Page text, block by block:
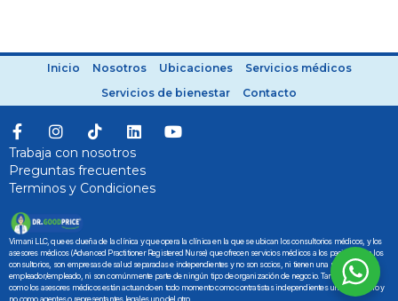
Inicio Nosotros Ubicaciones
Servicios médicos
Servicios de bienestar
Contacto
Trabaja con nosotros
Preguntas frecuentes
Terminos y Condiciones
Vimani LLC, que es dueña de la clínica y que opera la clínica en la que se ubican los consultorios médicos, y los
asesores médicos (Advanced Practitioner Registered Nurse) que ofrecen servicios médicos a los pacientes en los
consultorios, son empresas de salud separadas e independientes y no son socios, ni tienen una relación de
empleador/empleado, ni son comúnmente parte de ningún tipo de organización de negocio. Tanto Vimani LLC
como los asesores médicos están actuando en todo momento como contratistas independientes uno con el otro y
no como agentes o representantes legales uno del otro.